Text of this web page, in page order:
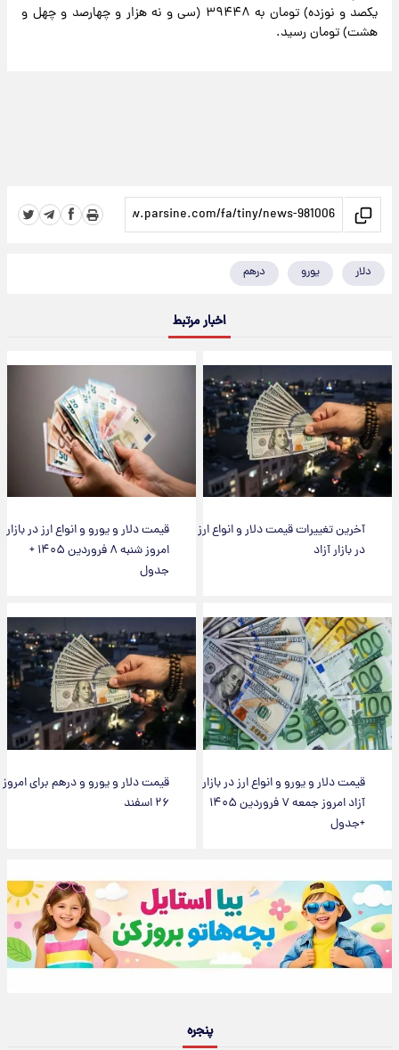
یکصد و نوزده) تومان به ۳۹۴۴۸ (سی و نه هزار و چهارصد و چهل و
هشت) تومان رسید.
دلار یورو درهم
اخبار مرتبط
آخرین تغییرات قیمت دلار و انواع ارز
در بازار آزاد
قیمت دلار و یورو و انواع ارز در بازار
امروز شنبه ۸ فروردین ۱۴۰۵ +
جدول
قیمت دلار و یورو و انواع ارز در بازار
آزاد امروز جمعه ۷ فروردین ۱۴۰۵
+جدول
قیمت دلار و یورو و درهم برای امروز
۲۶ اسفند
پنجره